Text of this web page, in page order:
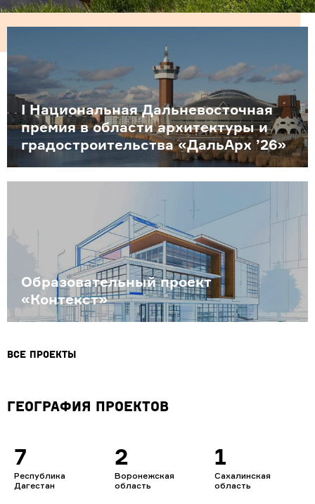
I Национальная Дальневосточная
премия в области архитектуры и
градостроительства «ДальАрх ’26»
Образовательный проект
«Контекст»
Все проекты
География проектов
7
Республика
Дагестан
2
Воронежская
область
1
Сахалинская
область